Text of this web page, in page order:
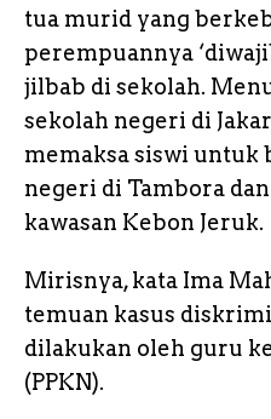
tua murid yang
perempuannya
jilbab di sekolah.
sekolah negeri di
memaksa siswi untuk
negeri di Tambora
kawasan Kebon Jeruk.
Mirisnya, kata Ima
temuan kasus
dilakukan oleh guru
(PPKN).